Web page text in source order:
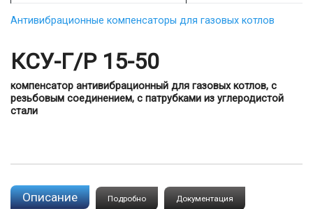
Антивибрационные компенсаторы для газовых котлов
КСУ-Г/P 15-50
компенсатор антивибрационный для газовых котлов, с
резьбовым соединением, с патрубками из углеродистой
стали
Описание Подробно Документация